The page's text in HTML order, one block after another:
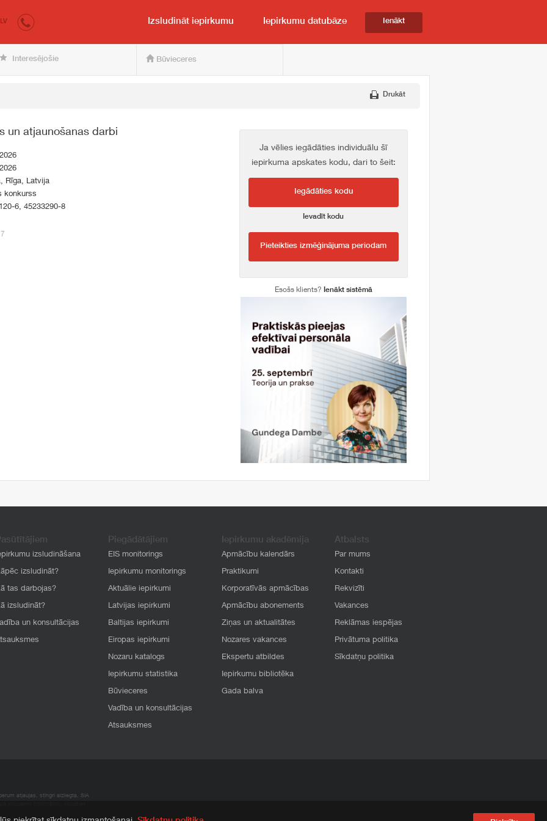
pircējam un pārdevējam
LV Izsludināt iepirkumu Iepirkumu datubāze Ienākt
Interesējošie Būvieceres
Drukāt
un atjaunošanas darbi
Rīga, Latvija
konkurss
6, 45233290-8
Ja vēlies iegādāties individuālu šī
iepirkuma apskates kodu, dari to šeit:
Iegādāties kodu
Ievadīt kodu
Pieteikties izmēģinājuma periodam
Esošs klients? Ienākt sistēmā
izsludināšana
izsludināt?
tas darbojas?
izsludināt?
un konsultācijas
Piegādātājiem
EIS monitorings
Iepirkumu monitorings
Aktuālie iepirkumi
Latvijas iepirkumi
Baltijas iepirkumi
Eiropas iepirkumi
Nozaru katalogs
Iepirkumu statistika
Būvieceres
Vadība un konsultācijas
Atsauksmes
Iepirkumu akadēmija
Apmācību kalendārs
Praktikumi
Korporatīvās apmācības
Apmācību abonements
Ziņas un aktualitātes
Nozares vakances
Ekspertu atbildes
Iepirkumu bibliotēka
Gada balva
Atbalsts
Par mums
Kontakti
Rekvizīti
Vakances
Reklāmas iespējas
Privātuma politika
Sīkdatņu politika
atļaujas, stingri aizliegta. SIA